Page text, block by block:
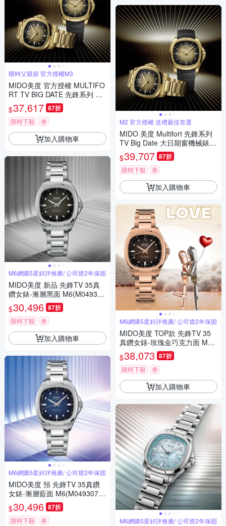
限時父親節 官方授權M3
MIDO美度 官方授權 MULTIFO
RT TV BIG DATE 先鋒系列 TV
大日期窗 機械腕錶 父親節 禮物
推薦 40mm/M0495263302100
$37,617 87折
限時下殺 券
加入購物車
M6網購5星好評推薦/ 公司貨2年保固
MIDO美度 新品 先鋒TV 35真
鑽女錶-漸層黑面 M6(M049307
1108100)
$30,496 87折
限時下殺 券
加入購物車
M6網購5星好評推薦/ 公司貨2年保固
MIDO美度 預 先鋒TV 35真鑽
女錶-漸層藍面 M6(M04930711
04100)
$30,496 87折
限時下殺 券
M2 官方授權 送禮最佳首選
MIDO 美度 Multifort 先鋒系列
TV Big Date 大日期窗機械錶套
組-40mm金色 M04952633021
00
$39,707 87折
限時下殺 券
加入購物車
M6網購5星好評推薦/ 公司貨2年保固
MIDO美度 TOP款 先鋒TV 35
真鑽女錶-玫瑰金巧克力面 M6
(M0493073329600)
$38,073 87折
限時下殺 券
加入購物車
M6網購5星好評推薦/ 公司貨2年保固